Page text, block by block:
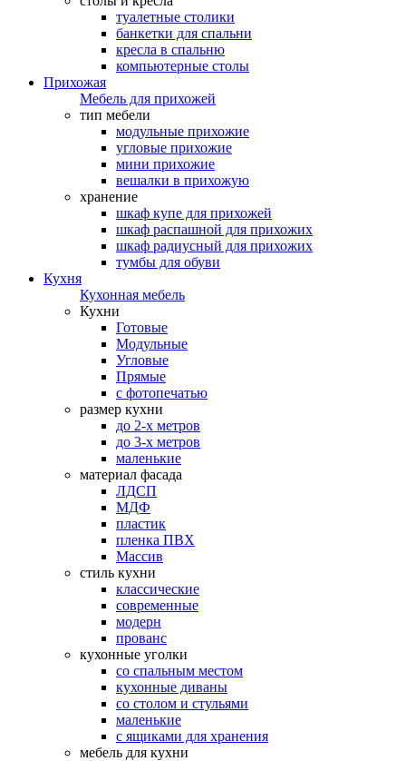
туалетные столики
банкетки для спальни
кресла в спальню
компьютерные столы
Прихожая
Мебель для прихожей
тип мебели
модульные прихожие
угловые прихожие
мини прихожие
вешалки в прихожую
хранение
шкаф купе для прихожей
шкаф распашной для прихожих
шкаф радиусный для прихожих
тумбы для обуви
Кухня
Кухонная мебель
Кухни
Готовые
Модульные
Угловые
Прямые
с фотопечатью
размер кухни
до 2-х метров
до 3-х метров
маленькие
материал фасада
ЛДСП
МДФ
пластик
пленка ПВХ
Массив
стиль кухни
классические
современные
модерн
прованс
кухонные уголки
со спальным местом
кухонные диваны
со столом и стульями
маленькие
с ящиками для хранения
мебель для кухни